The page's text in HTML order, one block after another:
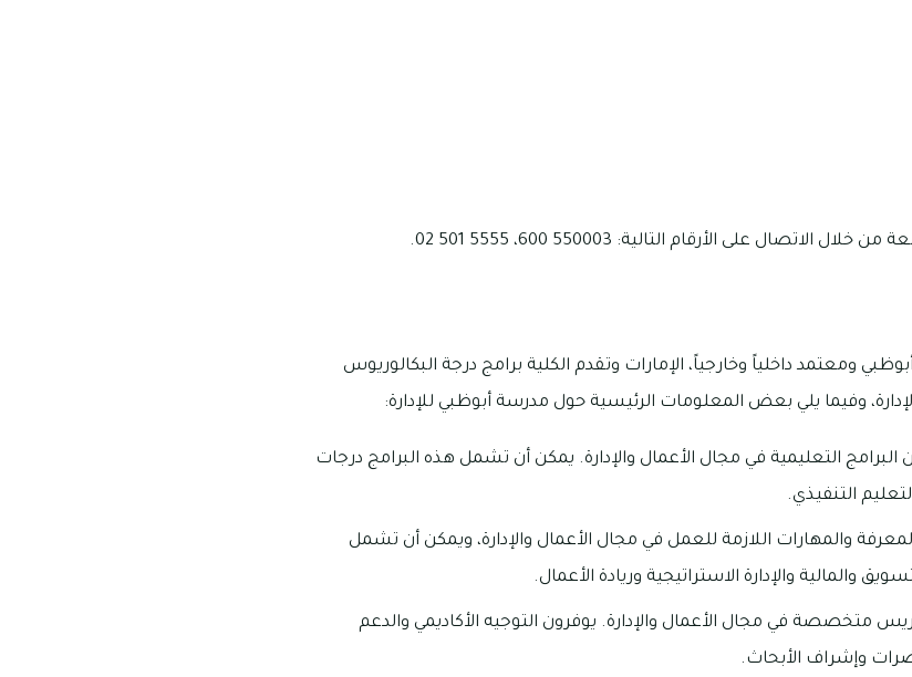
على الأرقام التالية: 550003 600، 5555 501 02.
ومعتمد داخلياً وخارجياً، الإمارات وتقدم الكلية برامج درجة البكالوريوس
وفيما يلي بعض المعلومات الرئيسية حول مدرسة أبوظبي للإدارة:
التعليمية في مجال الأعمال والإدارة. يمكن أن تشمل هذه البرامج درجات
التنفيذي.
والمهارات اللازمة للعمل في مجال الأعمال والإدارة، ويمكن أن تشمل
والمالية والإدارة الاستراتيجية وريادة الأعمال.
متخصصة في مجال الأعمال والإدارة. يوفرون التوجيه الأكاديمي والدعم
وإشراف الأبحاث.